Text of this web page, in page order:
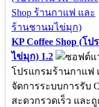
KP Coffee Shop (โ
ไข่มุก) 1.2
โปรแกรมร้านกาแฟ
จัดการระบบการรับ
สะดวกรวดเร็ว และ